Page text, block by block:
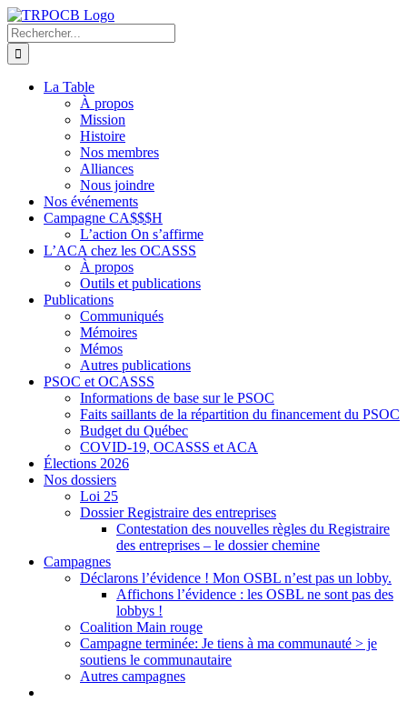
Passer
au
contenu
Rechercher:
La Table
À propos
Mission
Histoire
Nos membres
Alliances
Nous joindre
Nos événements
Campagne CA$$$H
L’action On s’affirme
L’ACA chez les OCASSS
À propos
Outils et publications
Publications
Communiqués
Mémoires
Mémos
Autres publications
PSOC et OCASSS
Informations de base sur le PSOC
Faits saillants de la répartition du financement du PSOC
Budget du Québec
COVID-19, OCASSS et ACA
Élections 2026
Nos dossiers
Loi 25
Dossier Registraire des entreprises
Contestation des nouvelles règles du Registraire
des entreprises – le dossier chemine
Campagnes
Déclarons l’évidence ! Mon OSBL n’est pas un lobby.
Affichons l’évidence : les OSBL ne sont pas des
lobbys !
Coalition Main rouge
Campagne terminée: Je tiens à ma communauté > je
soutiens le communautaire
Autres campagnes